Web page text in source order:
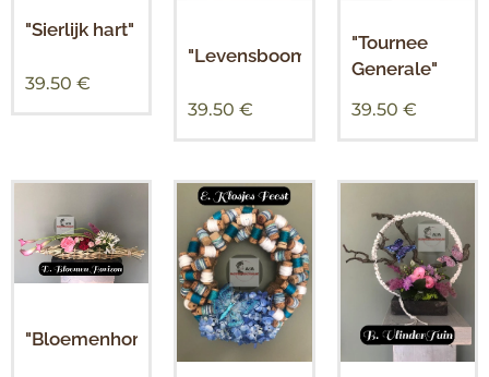
"Sierlijk hart"
39.50 €
"Levensboom"
39.50 €
"Tournee
Generale"
39.50 €
"Bloemenhorizon"